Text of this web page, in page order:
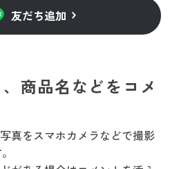
友だち追加
商品名などをコメ
真をスマホカメラなどで撮影